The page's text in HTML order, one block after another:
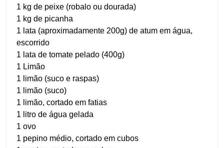
1 kg de peixe (robalo ou dourada)
1 kg de picanha
1 lata (aproximadamente 200g) de atum em água,
escorrido
1 lata de tomate pelado (400g)
1 Limão
1 limão (suco e raspas)
1 limão (suco)
1 limão, cortado em fatias
1 litro de água gelada
1 ovo
1 pepino médio, cortado em cubos